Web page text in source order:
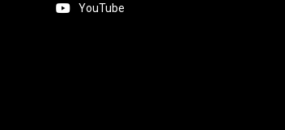
YouTube